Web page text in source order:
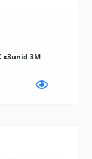
x3unid 3M